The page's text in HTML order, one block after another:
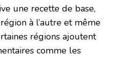
une recette de base,
à l’autre et même
régions ajoutent
comme les